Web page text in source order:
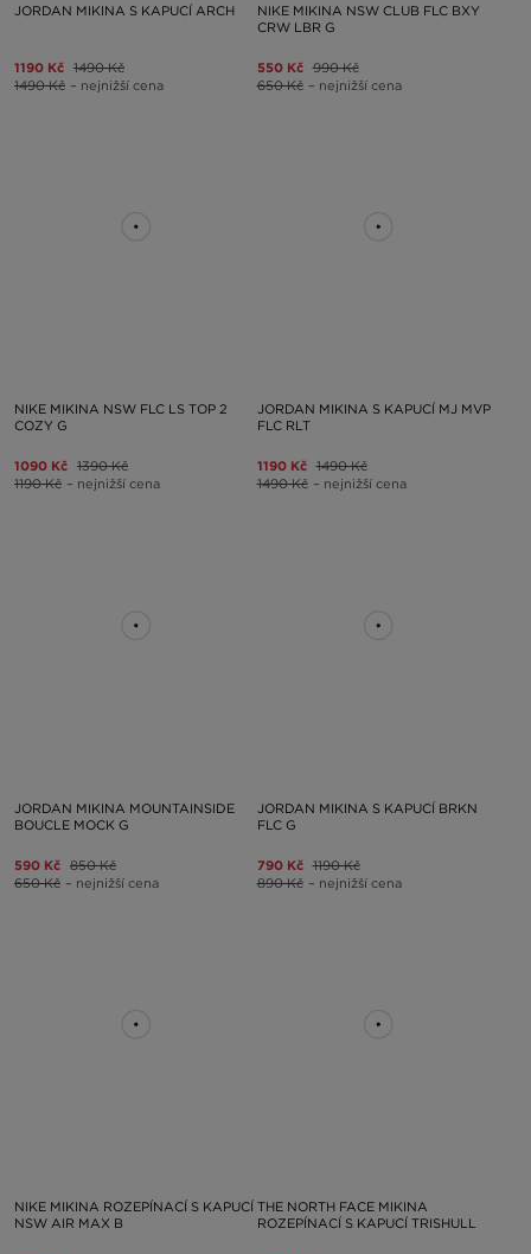
JORDAN MIKINA S KAPUCÍ ARCH
1190 Kč 1490 Kč
1490 Kč – nejnižší cena
NIKE MIKINA NSW CLUB FLC BXY
CRW LBR G
550 Kč 990 Kč
650 Kč – nejnižší cena
NIKE MIKINA NSW FLC LS TOP 2
COZY G
1090 Kč 1390 Kč
1190 Kč – nejnižší cena
JORDAN MIKINA S KAPUCÍ MJ MVP
FLC RLT
1190 Kč 1490 Kč
1490 Kč – nejnižší cena
JORDAN MIKINA MOUNTAINSIDE
BOUCLE MOCK G
590 Kč 850 Kč
650 Kč – nejnižší cena
JORDAN MIKINA S KAPUCÍ BRKN
FLC G
790 Kč 1190 Kč
890 Kč – nejnižší cena
NIKE MIKINA ROZEPÍNACÍ S KAPUCÍ
NSW AIR MAX B
THE NORTH FACE MIKINA
ROZEPÍNACÍ S KAPUCÍ TRISHULL